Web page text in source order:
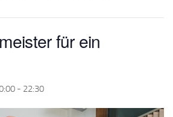
für ein
- 22:30